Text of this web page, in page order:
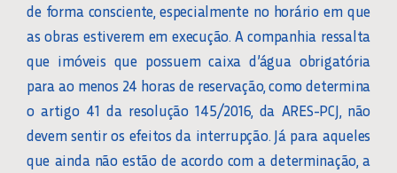
de forma consciente, especialmente no horário em que
as obras estiverem em execução. A companhia ressalta
que imóveis que possuem caixa d’água obrigatória
para ao menos 24 horas de reservação, como determina
o artigo 41 da resolução 145/2016, da ARES-PCJ, não
devem sentir os efeitos da interrupção. Já para aqueles
que ainda não estão de acordo com a determinação, a